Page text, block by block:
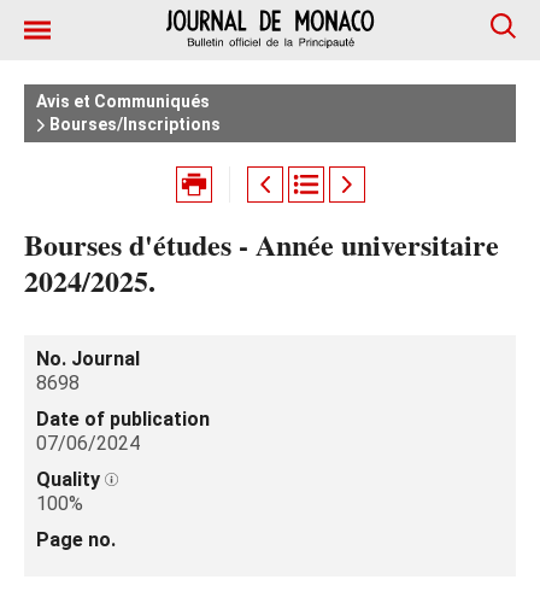
Avis et Communiqués
Bourses/Inscriptions
Bourses d'études - Année universitaire
2024/2025.
No. Journal
8698
Date of publication
07/06/2024
Quality
100%
Page no.